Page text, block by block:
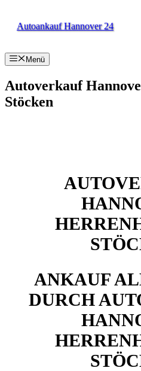
InhaltAutoankauf Hannover 24
Menü
Autoverkauf
Stöcken
ANKAUF
DURCH